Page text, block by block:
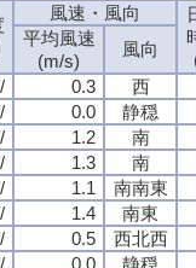
風速・風向
平均風速
(m/s)
風向
0.3
西
0.0
静穏
1.2
南
1.3
南
1.1
南南東
1.4
南東
0.5
西北西
0.0
静穏